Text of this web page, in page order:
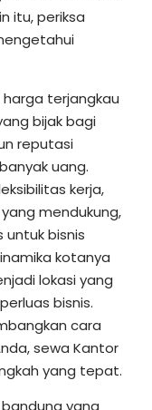
itu, periksa
terjangkau
bijak bagi
reputasi
uang.
kerja,
mendukung,
bisnis
kotanya
lokasi yang
bisnis.
cara
sewa Kantor
yang tepat.
yang